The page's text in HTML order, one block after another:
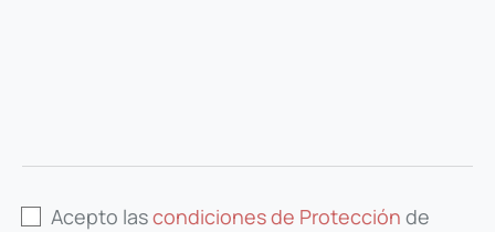
Acepto lascondiciones de Protección de